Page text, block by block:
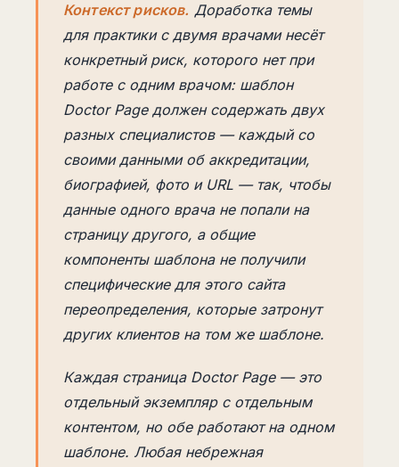
Контекст рисков. Доработка темы
для практики с двумя врачами несёт
конкретный риск, которого нет при
работе с одним врачом: шаблон
Doctor Page должен содержать двух
разных специалистов — каждый со
своими данными об аккредитации,
биографией, фото и URL — так, чтобы
данные одного врача не попали на
страницу другого, а общие
компоненты шаблона не получили
специфические для этого сайта
переопределения, которые затронут
других клиентов на том же шаблоне.
Каждая страница Doctor Page — это
отдельный экземпляр с отдельным
контентом, но обе работают на одном
шаблоне. Любая небрежная